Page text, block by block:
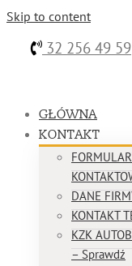
Skip to content
32 256 49 59
GŁÓWNA
KONTAKT
DANE
KONTAKT
KZK
– Sprawdź